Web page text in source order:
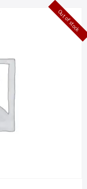
Out of stock